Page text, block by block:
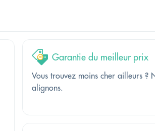
Garantie du meilleur prix
Vous trouvez moins cher ailleurs ?
alignons.